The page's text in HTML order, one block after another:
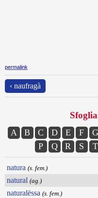
permalink
‹ naufragà
A B C D E F G
P
Q R S T
natura (s. fem.)
natural (ag.)
naturalëssa (s. fem.)